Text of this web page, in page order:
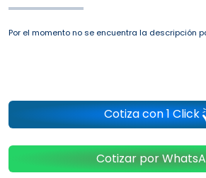
Por el momento no se encuentra la descripción
Cotiza con 1 Click
Cotizar por